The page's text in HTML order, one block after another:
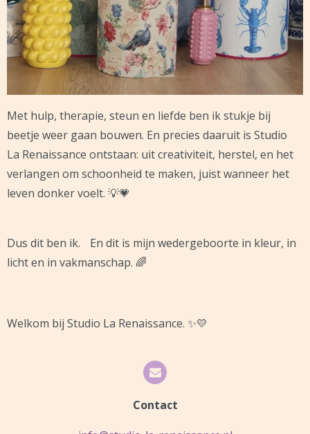
Met hulp, therapie, steun en liefde ben ik stukje bij
beetje weer gaan bouwen. En precies daaruit is Studio
La Renaissance ontstaan: uit creativiteit, herstel, en het
verlangen om schoonheid te maken, juist wanneer het
leven donker voelt. 💡💗
Dus dit ben ik. En dit is mijn wedergeboorte in kleur, in
licht en in vakmanschap. 🌈
Welkom bij Studio La Renaissance. ✨💛
Contact